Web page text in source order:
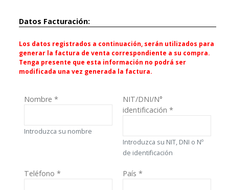
Datos Facturación:
Los datos registrados a continuación, serán utilizados para
generar la factura de venta correspondiente a su compra.
Tenga presente que esta información no podrá ser
modificada una vez generada la factura.
Nombre *
Introduzca su nombre
NIT/DNI/N°
identificación *
Introduzca su NIT, DNI o Nº
de identificación
Teléfono * País *